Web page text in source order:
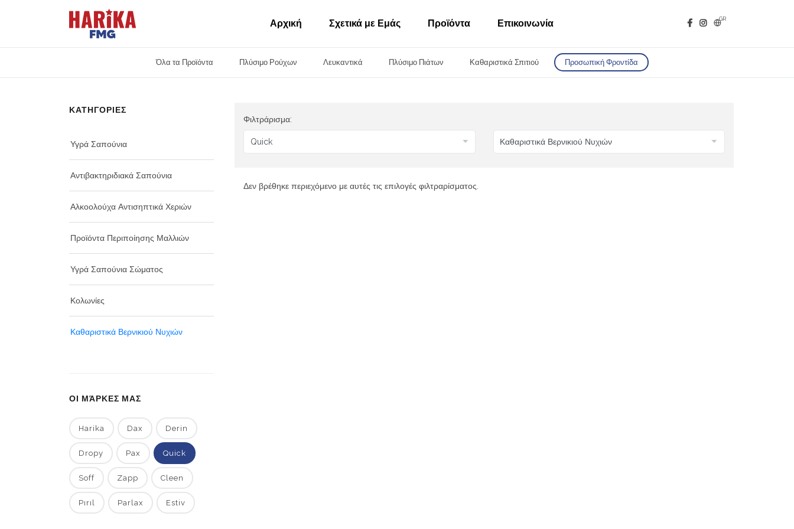
GR
Αρχική Σχετικά με Εμάς Προϊόντα Επικοινωνία
Όλα τα Προϊόντα Πλύσιμο Ρούχων Λευκαντικά Πλύσιμο Πιάτων Καθαριστικά Σπιτιού Προσωπική Φροντίδα
Φιλτράρισμα:
Δεν βρέθηκε περιεχόμενο με αυτές τις επιλογές φιλτραρίσματος.
ΚΑΤΗΓΟΡΙΕΣ
Υγρά Σαπούνια
Αντιβακτηριδιακά Σαπούνια
Αλκοολούχα Αντισηπτικά Χεριών
Προϊόντα Περιποίησης Μαλλιών
Υγρά Σαπούνια Σώματος
Κολωνίες
Καθαριστικά Βερνικιού Νυχιών
ΟΙ ΜΆΡΚΕΣ ΜΑΣ
Harika Dax Derin
Dropy Pax Quick
Soff Zapp Cleen
Pırıl Parlax Estiv